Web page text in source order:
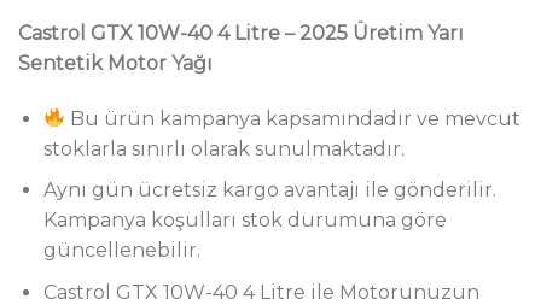
Castrol GTX 10W-40 4 Litre – 2025 Üretim Yarı
Sentetik Motor Yağı
Bu ürün kampanya kapsamındadır ve mevcut
stoklarla sınırlı olarak sunulmaktadır.
Aynı gün ücretsiz kargo avantajı ile gönderilir.
Kampanya koşulları stok durumuna göre
güncellenebilir.
Castrol GTX 10W-40 4 Litre ile Motorunuzun